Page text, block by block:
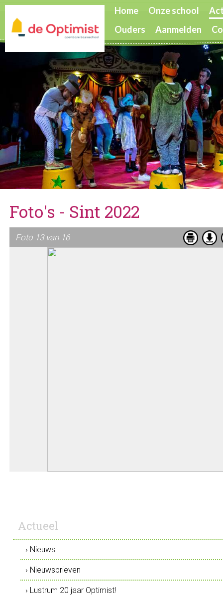
Home Onze school
Ouders
Aanmelden
Foto's - Sint 2022
Foto 13 van 16
Actueel
› Nieuws
› Nieuwsbrieven
› Lustrum 20 jaar Optimist!